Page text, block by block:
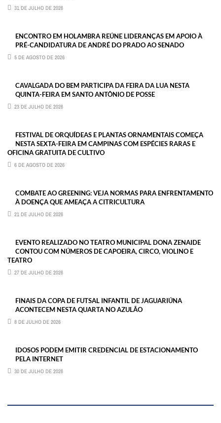
31 DE JULHO DE 2026
ENCONTRO EM HOLAMBRA REÚNE LIDERANÇAS EM APOIO À
PRÉ-CANDIDATURA DE ANDRÉ DO PRADO AO SENADO
5 DE AGOSTO DE 2026
CAVALGADA DO BEM PARTICIPA DA FEIRA DA LUA NESTA
QUINTA-FEIRA EM SANTO ANTÔNIO DE POSSE
23 DE JULHO DE 2026
FESTIVAL DE ORQUÍDEAS E PLANTAS ORNAMENTAIS COMEÇA
NESTA SEXTA-FEIRA EM CAMPINAS COM ESPÉCIES RARAS E
OFICINA GRATUITA DE CULTIVO
6 DE AGOSTO DE 2026
COMBATE AO GREENING: VEJA NORMAS PARA ENFRENTAMENTO
À DOENÇA QUE AMEAÇA A CITRICULTURA
21 DE JULHO DE 2026
EVENTO REALIZADO NO TEATRO MUNICIPAL DONA ZENAIDE
CONTOU COM NÚMEROS DE CAPOEIRA, CIRCO, VIOLINO E
TEATRO
27 DE JULHO DE 2026
FINAIS DA COPA DE FUTSAL INFANTIL DE JAGUARIÚNA
ACONTECEM NESTA QUARTA NO AZULÃO
8 DE JULHO DE 2026
IDOSOS PODEM EMITIR CREDENCIAL DE ESTACIONAMENTO
PELA INTERNET
30 DE JULHO DE 2026